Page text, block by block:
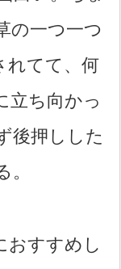
の一つ一つ
れてて、何
立ち向かっ
後押しした
おすすめし